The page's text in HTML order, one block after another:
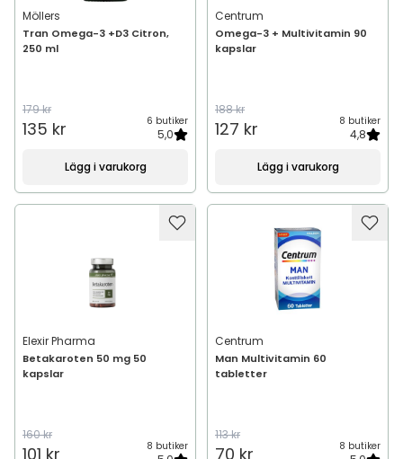
Möllers
Tran Omega-3 +D3 Citron,
250 ml
179 kr
135 kr 6 butiker
5,0
Lägg i varukorg
Centrum
Omega-3 + Multivitamin 90
kapslar
188 kr
127 kr 8 butiker
4,8
Lägg i varukorg
Elexir Pharma
Betakaroten 50 mg 50
kapslar
160 kr
101 kr 8 butiker
Centrum
Man Multivitamin 60
tabletter
113 kr
70 kr 8 butiker